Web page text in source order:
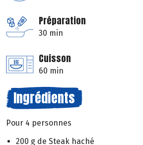
Préparation
30 min
Cuisson
60 min
Ingrédients
Pour 4 personnes
200 g de Steak haché